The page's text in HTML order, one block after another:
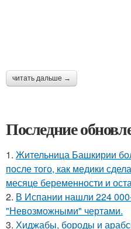
читать дальше →
Последние
1. Жительница Башкирии
после того, как медики
месяце беременности и
2. В Испании нашли 224
"Невозможными" чертами.
3. Хиджабы, бороды и